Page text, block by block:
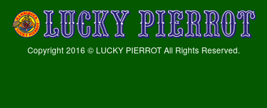
Copyright 2016 © LUCKY PIERROT All Rights Reserved.